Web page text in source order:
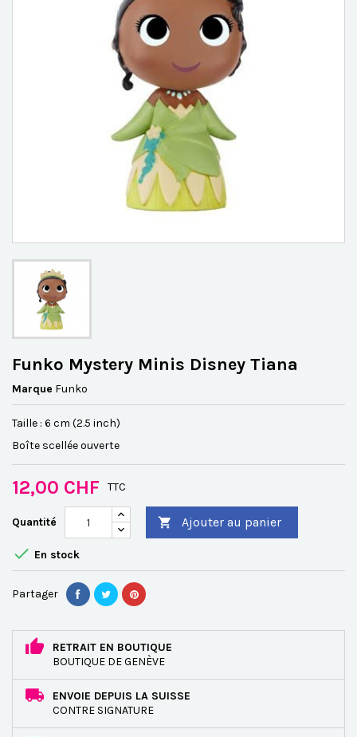
Funko Mystery Minis Disney Tiana
Marque Funko
Taille : 6 cm (2.5 inch)
Boîte scellée ouverte
12,00 CHF TTC
Quantité  Ajouter au panier
 En stock
Partager
RETRAIT EN BOUTIQUE
BOUTIQUE DE GENÈVE
ENVOIE DEPUIS LA SUISSE
CONTRE SIGNATURE